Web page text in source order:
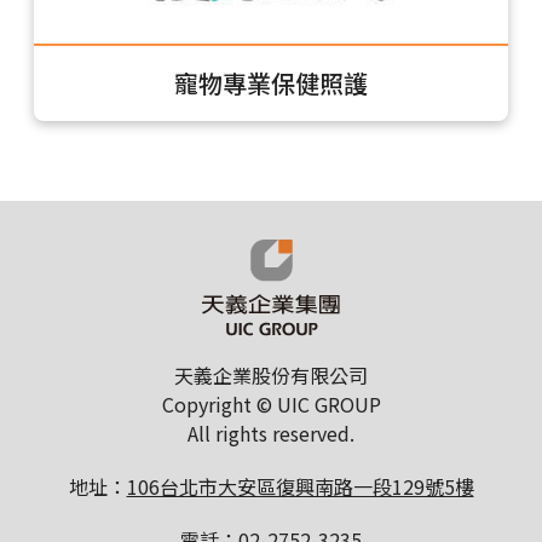
寵物專業保健照護
天義企業股份有限公司
Copyright © UIC GROUP
All rights reserved.
地址： 106台北市大安區復興南路一段129號5樓